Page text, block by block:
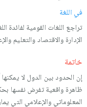
في اللغة
تراجع اللغات القومية لفائدة
الإدارة والاقتصاد والتعليم
خاتمة
إن الحدود بين الدول لا يمكنها
ظاهرة واقعية تفرض نفسها
المعلوماتي والإعلامي التي